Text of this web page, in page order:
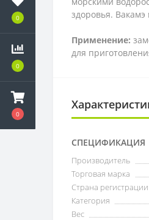
0
0
0
здоровья.
Применение:
для
СПЕЦИФИКАЦИЯ
Производитель
Торговая марка
Страна
Категория
Вес